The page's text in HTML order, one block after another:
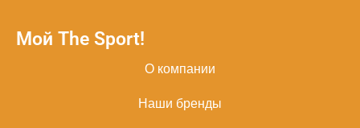
Мой The Sport!
О компании
Наши бренды